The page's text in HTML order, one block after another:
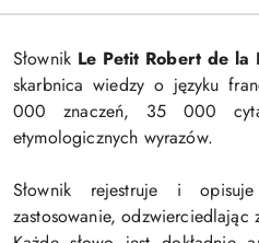
Słownik Le Petit Robert de
skarbnica wiedzy o języku
000 znaczeń, 35 000
etymologicznych wyrazów.
Słownik rejestruje i
zastosowanie, odzwierciedlając